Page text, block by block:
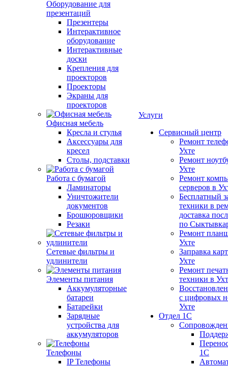
Оборудование для
презентаций
Презентеры
Интерактивное
оборудование
Интерактивные
доски
Крепления для
проекторов
Проекторы
Экраны для
проекторов
Офисная мебель
Кресла и стулья
Аксессуары для
кресел
Столы, подставки
Работа с бумагой
Ламинаторы
Уничтожители
документов
Брошюровщики
Резаки
Сетевые фильтры и
удлинители
Элементы питания
Аккумуляторные
батареи
Батарейки
Зарядные
устройства для
аккумуляторов
Телефоны
IP Телефоны
Услуги
Сервисный центр
Ремонт
Ухте
Ремонт
Ухте
Ремонт
серверов в
Бесплатный
техники в
доставка
по
Ремонт
Ухте
Заправка
Ухте
Ремонт
техники в
с цифровых
Ухте
Отдел 1С
1С